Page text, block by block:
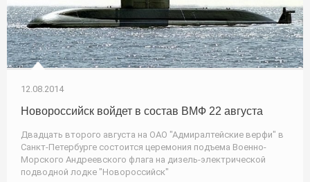
12.08.2014
Новороссийск войдет в состав ВМФ 22 августа
Двадцать второго августа на ОАО "Адмиралтейские верфи" в
Санкт-Петербурге состоится церемония подъема Военно-
Морского Андреевского флага на дизель-электрической
подводной лодке "Новороссийск"